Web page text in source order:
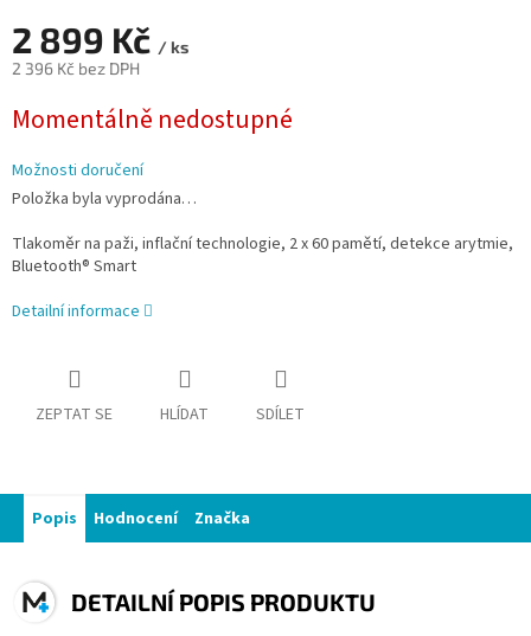
2 899 Kč / ks
2 396 Kč bez DPH
cena:
Momentálně nedostupné
Možnosti doručení
Položka byla vyprodána…
Tlakoměr na paži, inflační technologie, 2 x 60 pamětí, detekce arytmie,
Bluetooth® Smart
Detailní informace
ZEPTAT SE HLÍDAT SDÍLET
Popis Hodnocení Značka
DETAILNÍ POPIS PRODUKTU